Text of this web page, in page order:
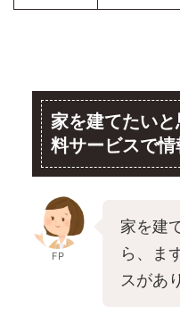
家を建てたい
料サービスで情
FP
家を建
ら、ま
スがあ